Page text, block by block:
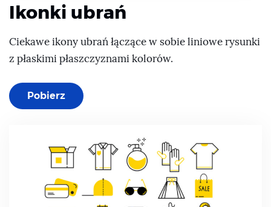
Ikonki ubrań
Ciekawe ikony ubrań łączące w sobie liniowe rysunki
z płaskimi płaszczyznami kolorów.
Pobierz